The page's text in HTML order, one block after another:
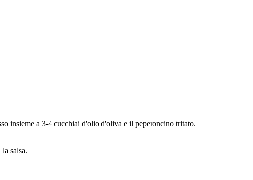
insieme a 3-4 cucchiai d'olio d'oliva e il peperoncino tritato.
salsa.